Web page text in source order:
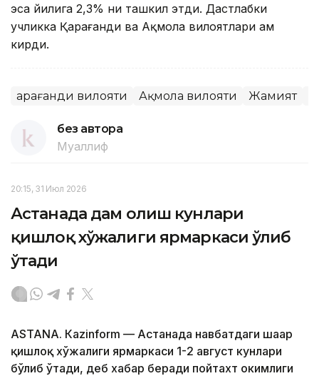
эса йилига 2,3% ни ташкил этди. Дастлабки
учликка Қарағанди ва Ақмола вилоятлари ҳам
кирди.
Қарағанди вилояти Ақмола вилояти Жамият
без автора
Муаллиф
20:15, 31 Июл 2026
Астанада дам олиш кунлари
қишлоқ хўжалиги ярмаркаси ўлиб
ўтади
ASTANА. Кazinform — Астанада навбатдаги шаҳар
қишлоқ хўжалиги ярмаркаси 1-2 август кунлари
бўлиб ўтади, деб хабар беради пойтахт ҳокимлиги